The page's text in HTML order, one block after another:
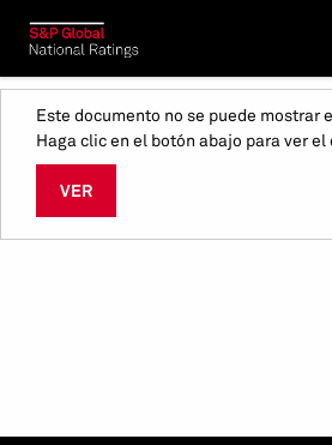
Este documento no se puede mostrar
Haga clic en el botón abajo para ver el
VER